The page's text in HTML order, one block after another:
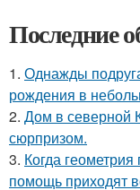
Последние
1. Однажды
рождения в
2. Дом в северной
сюрпризом.
3. Когда
помощь приходят